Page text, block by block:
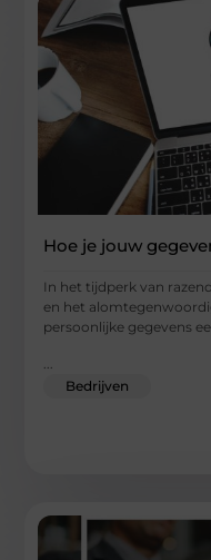
Hoe je jouw
In het tijdperk van
en het
persoonlijke gegevens
Bedrijven